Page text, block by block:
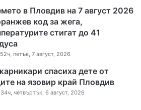
в Пловдив на 7 август 2026
код за жега,
стигат до 41
петък, 7 август, 2026
спасиха дете от
на язовир край Пловдив
четвъртък, 6 август, 2026